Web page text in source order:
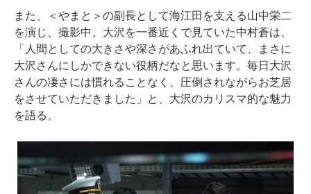
また、＜やまと＞の副長として海江田を支える山中栄二
を演じ、撮影中、大沢を一番近くで見ていた中村蒼は、
「人間としての大きさや深さがあふれ出ていて、まさに
大沢さんにしかできない役柄だなと思います。毎日大沢
さんの凄さには慣れることなく、圧倒されながらお芝居
をさせていただきました」と、大沢のカリスマ的な魅力
を語る。